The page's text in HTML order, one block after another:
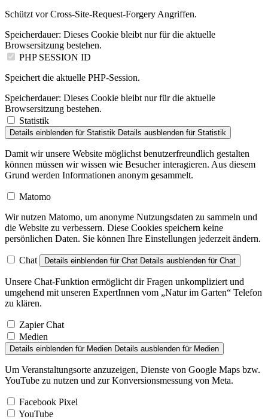
Schützt vor Cross-Site-Request-Forgery Angriffen.
Speicherdauer: Dieses Cookie bleibt nur für die aktuelle
Browsersitzung bestehen.
PHP SESSION ID
Speichert die aktuelle PHP-Session.
Speicherdauer: Dieses Cookie bleibt nur für die aktuelle
Browsersitzung bestehen.
Statistik
Details einblenden für Statistik Details ausblenden für Statistik
Damit wir unsere Website möglichst benutzerfreundlich gestalten
können müssen wir wissen wie Besucher interagieren. Aus diesem
Grund werden Informationen anonym gesammelt.
Matomo
Wir nutzen Matomo, um anonyme Nutzungsdaten zu sammeln und
die Website zu verbessern. Diese Cookies speichern keine
persönlichen Daten. Sie können Ihre Einstellungen jederzeit ändern.
Chat Details einblenden für Chat Details ausblenden für Chat
Unsere Chat-Funktion ermöglicht dir Fragen unkompliziert und
umgehend mit unseren ExpertInnen vom „Natur im Garten“ Telefon
zu klären.
Zapier Chat
Medien
Details einblenden für Medien Details ausblenden für Medien
Um Veranstaltungsorte anzuzeigen, Dienste von Google Maps bzw.
YouTube zu nutzen und zur Konversionsmessung von Meta.
Facebook Pixel
YouTube